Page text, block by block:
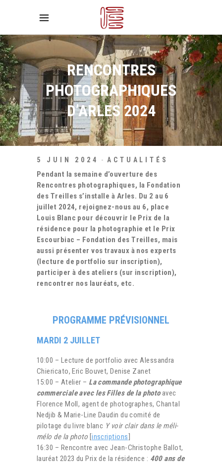
RENCONTRES
PHOTOGRAPHIQUES
D’ARLES 2024
5 JUIN 2024 ACTUALITÉS
Pendant la semaine d’ouverture des
Rencontres photographiques, la Fondation
des Treilles s’installe à Arles. Du 2 au 6
juillet 2024, rejoignez-nous au 6, place
Louis Blanc pour découvrir le Prix de la
résidence pour la photographie et le Prix
Escourbiac – Fondation des Treilles, mais
aussi présenter vos travaux à nos experts
(lecture de portfolio sur inscription),
participer à des ateliers (sur inscription),
rencontrer nos lauréats, etc.
PROGRAMME PRÉVISIONNEL
MARDI 2 JUILLET
10:00 – Lecture de portfolio avec Alessandra
Chiericato, Eric Bouvet, Denise Zanet
15:00 – Atelier – La commande photographique
commerciale avec les Filles de la photoavec
Florence Moll, agent de photographes, Chantal
Nedjib & Marie-Line Daudin du comité de
pilotage du livre blanc Y voir clair dans le méli-
mélo de la photo [inscriptions]
16:30 – Rencontre avec Jean-Christophe Ballot,
lauréat 2023 du Prix de la résidence : 400 ans de